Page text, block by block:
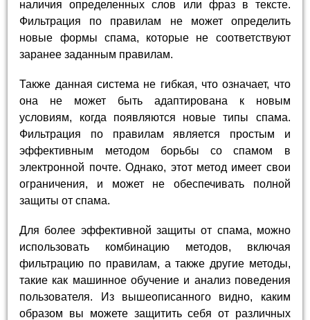
наличия определенных слов или фраз в тексте.
Фильтрация по правилам не может определить
новые формы спама, которые не соответствуют
заранее заданным правилам.
Также данная система не гибкая, что означает, что
она не может быть адаптирована к новым
условиям, когда появляются новые типы спама.
Фильтрация по правилам является простым и
эффективным методом борьбы со спамом в
электронной почте. Однако, этот метод имеет свои
ограничения, и может не обеспечивать полной
защиты от спама.
Для более эффективной защиты от спама, можно
использовать комбинацию методов, включая
фильтрацию по правилам, а также другие методы,
такие как машинное обучение и анализ поведения
пользователя. Из вышеописанного видно, каким
образом вы можете защитить себя от различных